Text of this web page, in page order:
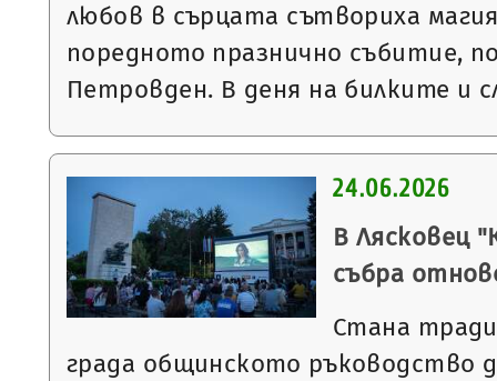
любов в сърцата сътвориха
поредното празнично събитие,
Петровден. В деня на билките и
24.06.2026
В Лясковец
събра
Стана
града общинското ръководство